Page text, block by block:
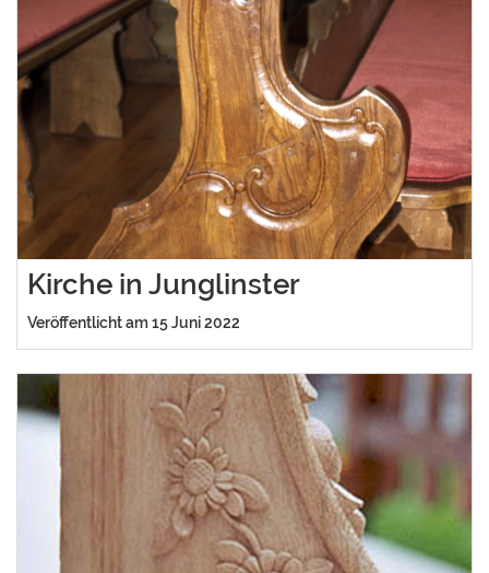
Kirche in Junglinster
Veröffentlicht am 15 Juni 2022